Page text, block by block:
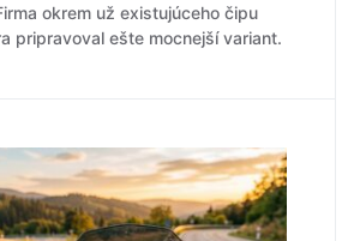
okrem už existujúceho čipu
pripravoval ešte mocnejší variant.